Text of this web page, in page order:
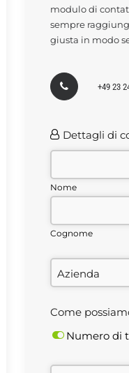
modulo di
sempre
giusta in modo
+49 23
Dettagli di
Nome
Cognome
Azienda
Come
Numero di